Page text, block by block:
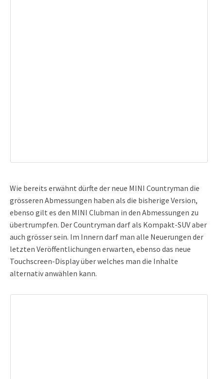
Wie bereits erwähnt dürfte der neue MINI Countryman die
grösseren Abmessungen haben als die bisherige Version,
ebenso gilt es den MINI Clubman in den Abmessungen zu
übertrumpfen. Der Countryman darf als Kompakt-SUV aber
auch grösser sein. Im Innern darf man alle Neuerungen der
letzten Veröffentlichungen erwarten, ebenso das neue
Touchscreen-Display über welches man die Inhalte
alternativ anwählen kann.